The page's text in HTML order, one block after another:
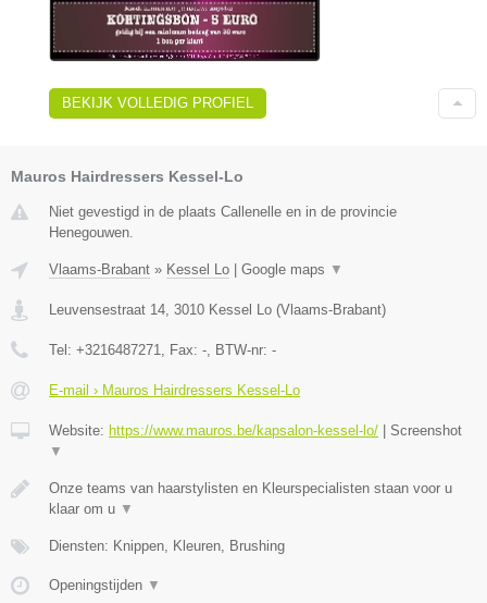
BEKIJK VOLLEDIG PROFIEL
Mauros Hairdressers Kessel-Lo
Niet gevestigd in de plaats Callenelle en in de provincie
Henegouwen.
Vlaams-Brabant » Kessel Lo Google maps ▼
Leuvensestraat 14, 3010 Kessel Lo (Vlaams-Brabant)
Tel: +3216487271, Fax: -, BTW-nr: -
E-mail › Mauros Hairdressers Kessel-Lo
Website: https://www.mauros.be/kapsalon-kessel-lo/
Screenshot
▼
Onze teams van haarstylisten en Kleurspecialisten staan voor u
klaar om u ▼
Diensten: Knippen, Kleuren, Brushing
Openingstijden ▼